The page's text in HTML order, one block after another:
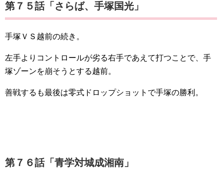
第７５話「さらば、手塚国光」
手塚ＶＳ越前の続き。
左手よりコントロールが劣る右手であえて打つことで、手
塚ゾーンを崩そうとする越前。
善戦するも最後は零式ドロップショットで手塚の勝利。
第７６話「青学対城成湘南」